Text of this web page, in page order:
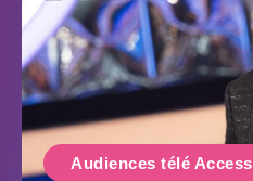
Audiences télé Access